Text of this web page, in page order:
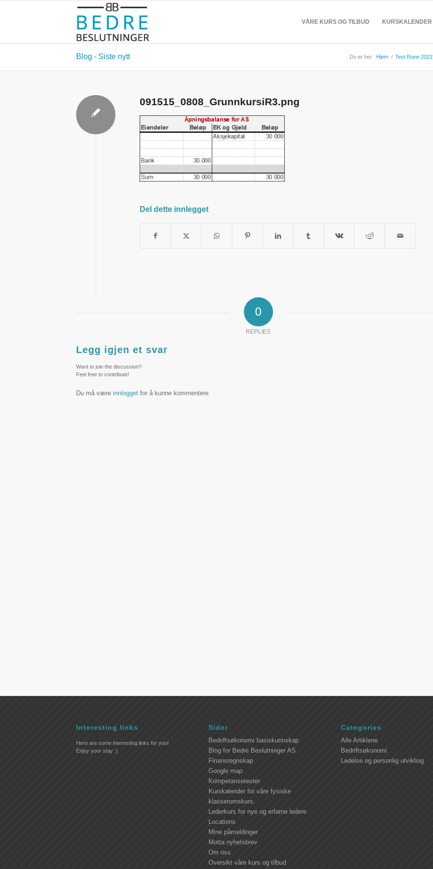
VÅRE KURS OG TILBUD KURSKALENDER
Blog - Siste nytt Du er her: Hjem / Test Rune 2022
091515_0808_GrunnkursiR3.png
Del dette innlegget
0
REPLIES
Legg igjen et svar
Want to join the discussion?
Feel free to contribute!
Du må være innlogget for å kunne kommentere.
Interesting links
Here are some interesting links for you!
Enjoy your stay :)
Sider
Bedriftsøkonomi basiskunnskap
Blog for Bedre Beslutninger AS
Finansregnskap
Google map
Kompetansetester
Kurskalender for våre fysiske
klasseromskurs.
Lederkurs for nye og erfarne ledere
Locations
Mine påmeldinger
Motta nyhetsbrev
Om oss
Oversikt våre kurs og tilbud
Categories
Alle Artiklene
Bedriftsøkonomi
Ledelse og personlig utvikling